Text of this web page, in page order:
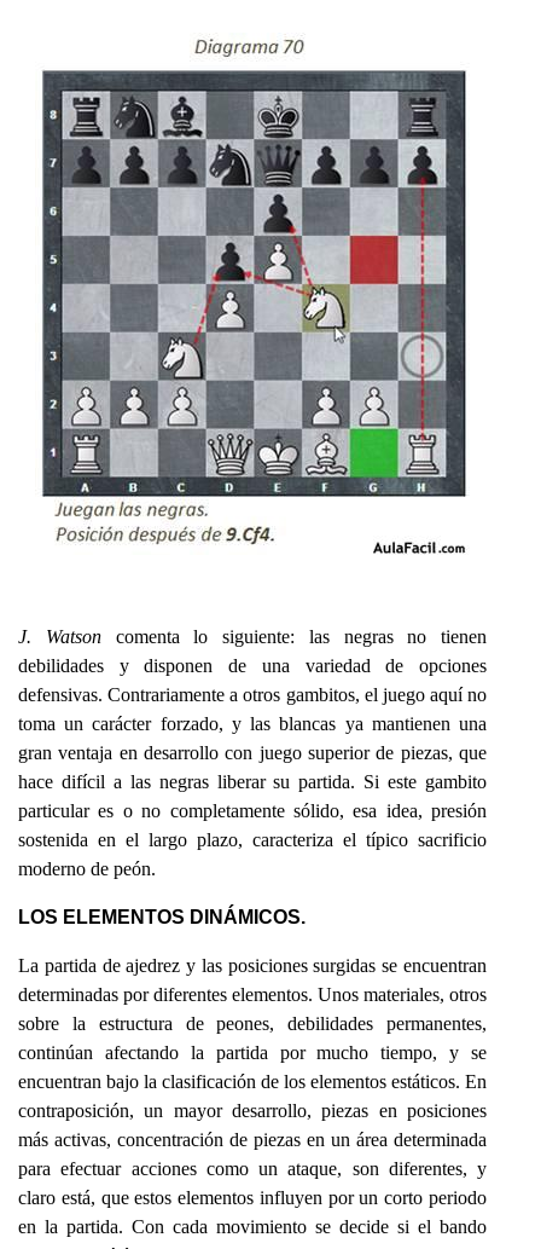
J. Watsoncomenta lo siguiente: las negras no tienen
debilidades y disponen de una variedad de opciones
defensivas. Contrariamente a otros gambitos, el juego aquí no
toma un carácter forzado, y las blancas ya mantienen una
gran ventaja en desarrollo con juego superior de piezas, que
hace difícil a las negras liberar su partida. Si este gambito
particular es o no completamente sólido, esa idea, presión
sostenida en el largo plazo, caracteriza el típico sacrificio
moderno de peón.
LOS ELEMENTOS DINÁMICOS.
La partida de ajedrez y las posiciones surgidas se encuentran
determinadas por diferentes elementos. Unos materiales, otros
sobre la estructura de peones, debilidades permanentes,
continúan afectando la partida por mucho tiempo, y se
encuentran bajo la clasificación de los elementos estáticos. En
contraposición, un mayor desarrollo, piezas en posiciones
más activas, concentración de piezas en un área determinada
para efectuar acciones como un ataque, son diferentes, y
claro está, que estos elementos influyen por un corto periodo
en la partida. Con cada movimiento se decide si el bando